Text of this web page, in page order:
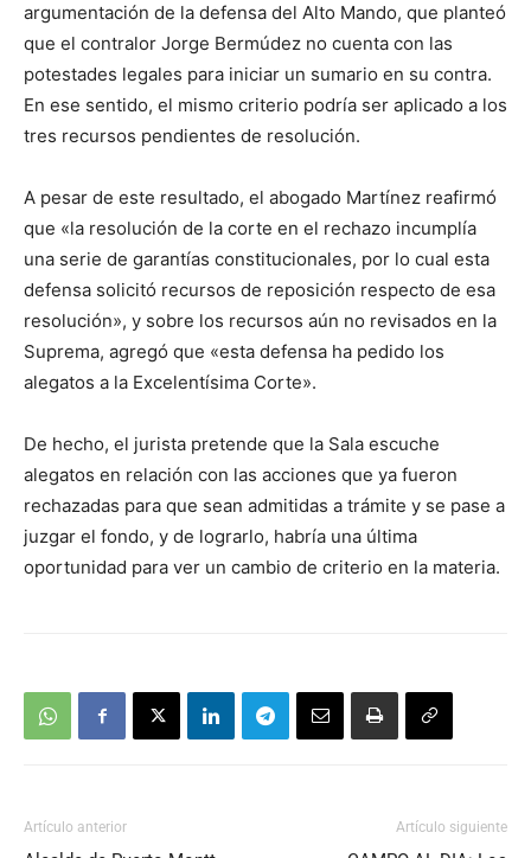
argumentación de la defensa del Alto Mando, que planteó
que el contralor Jorge Bermúdez no cuenta con las
potestades legales para iniciar un sumario en su contra.
En ese sentido, el mismo criterio podría ser aplicado a los
tres recursos pendientes de resolución.
A pesar de este resultado, el abogado Martínez reafirmó
que «la resolución de la corte en el rechazo incumplía
una serie de garantías constitucionales, por lo cual esta
defensa solicitó recursos de reposición respecto de esa
resolución», y sobre los recursos aún no revisados en la
Suprema, agregó que «esta defensa ha pedido los
alegatos a la Excelentísima Corte».
De hecho, el jurista pretende que la Sala escuche
alegatos en relación con las acciones que ya fueron
rechazadas para que sean admitidas a trámite y se pase a
juzgar el fondo, y de lograrlo, habría una última
oportunidad para ver un cambio de criterio en la materia.
Artículo anterior Artículo siguiente